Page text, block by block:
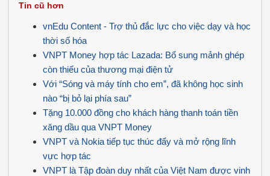
Tin cũ hơn
vnEdu Content - Trợ thủ đắc lực cho việc dạy và học
thời số hóa
VNPT Money hợp tác Lazada: Bổ sung mảnh ghép
còn thiếu của thương mại điện tử
Với “Sóng và máy tính cho em”, đã không học sinh
nào “bị bỏ lại phía sau”
Tặng 10.000 đồng cho khách hàng thanh toán tiền
xăng dầu qua VNPT Money
VNPT và Nokia tiếp tục thúc đẩy và mở rộng lĩnh
vực hợp tác
VNPT là Tập đoàn duy nhất của Việt Nam được vinh